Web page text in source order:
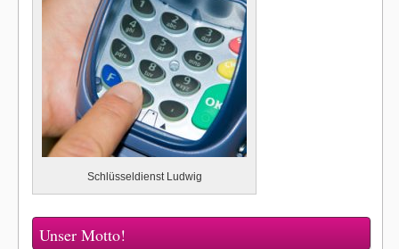
Schlüsseldienst Ludwig
Unser Motto!